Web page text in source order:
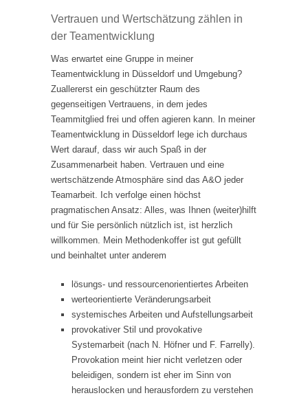
Vertrauen und Wertschätzung zählen in
der Teamentwicklung
Was erwartet eine Gruppe in meiner
Teamentwicklung in Düsseldorf und Umgebung?
Zuallererst ein geschützter Raum des
gegenseitigen Vertrauens, in dem jedes
Teammitglied frei und offen agieren kann. In meiner
Teamentwicklung in Düsseldorf lege ich durchaus
Wert darauf, dass wir auch Spaß in der
Zusammenarbeit haben. Vertrauen und eine
wertschätzende Atmosphäre sind das A&O jeder
Teamarbeit. Ich verfolge einen höchst
pragmatischen Ansatz: Alles, was Ihnen (weiter)hilft
und für Sie persönlich nützlich ist, ist herzlich
willkommen. Mein Methodenkoffer ist gut gefüllt
und beinhaltet unter anderem
lösungs- und ressourcenorientiertes Arbeiten
werteorientierte Veränderungsarbeit
systemisches Arbeiten und Aufstellungsarbeit
provokativer Stil und provokative
Systemarbeit (nach N. Höfner und F. Farrelly).
Provokation meint hier nicht verletzen oder
beleidigen, sondern ist eher im Sinn von
herauslocken und herausfordern zu verstehen